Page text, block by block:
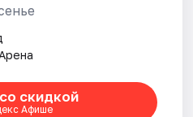
скидкой
Афише